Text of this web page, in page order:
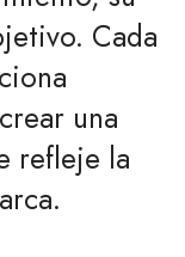
Cada
una
refleje la